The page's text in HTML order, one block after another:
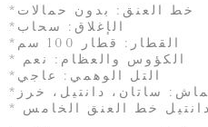
*خط العنق: بدون حمالات
*الإغلاق: سحاب
*القطار: قطار 100 سم
* الكؤوس والعظام: نعم
*التل الوهمي: عاجي
ساتان، دانتيل، خرز
خط العنق الخامس